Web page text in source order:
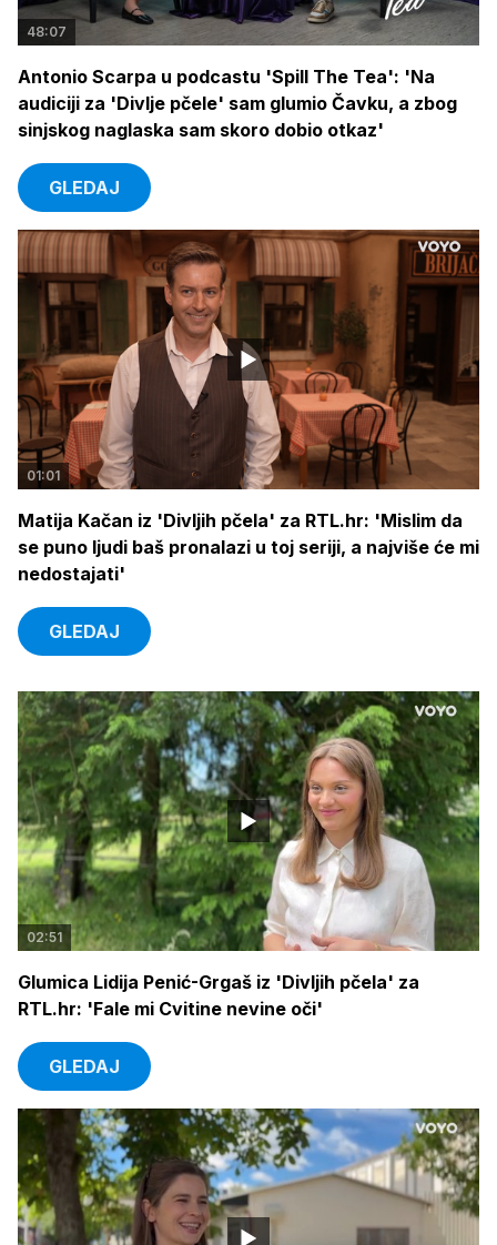
48:07
Antonio Scarpa u podcastu 'Spill The Tea': 'Na
audiciji za 'Divlje pčele' sam glumio Čavku, a zbog
sinjskog naglaska sam skoro dobio otkaz'
GLEDAJ
01:01
Matija Kačan iz 'Divljih pčela' za RTL.hr: 'Mislim da
se puno ljudi baš pronalazi u toj seriji, a najviše će mi
nedostajati'
GLEDAJ
02:51
Glumica Lidija Penić-Grgaš iz 'Divljih pčela' za
RTL.hr: 'Fale mi Cvitine nevine oči'
GLEDAJ